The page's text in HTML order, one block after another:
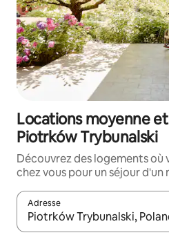
Locations moyenne
Piotrków Trybunalski
Découvrez des logements où
chez vous pour un séjour d'un
Adresse
Lorsque les résultats